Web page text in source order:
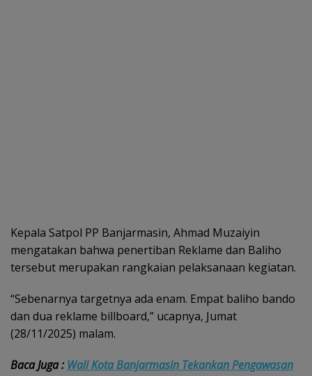
Kepala Satpol PP Banjarmasin, Ahmad Muzaiyin
mengatakan bahwa penertiban Reklame dan Baliho
tersebut merupakan rangkaian pelaksanaan kegiatan.
“Sebenarnya targetnya ada enam. Empat baliho bando
dan dua reklame billboard,” ucapnya, Jumat
(28/11/2025) malam.
Baca Juga : Wali Kota Banjarmasin Tekankan Pengawasan